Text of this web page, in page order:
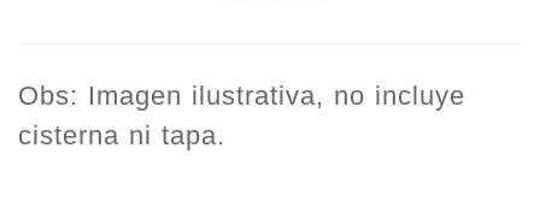
Obs: Imagen ilustrativa, no incluye
cisterna ni tapa.